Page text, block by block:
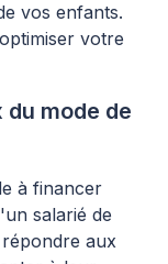
vos enfants.
votre
mode de
à financer
salarié de
aux